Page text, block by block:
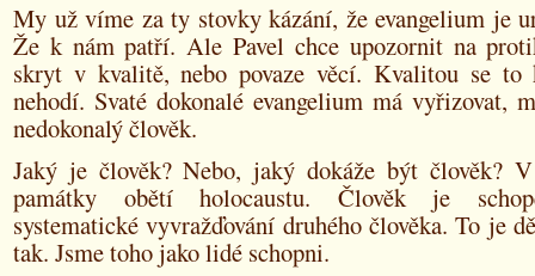
My už víme za ty stovky kázání, že evangelium je
Že k nám patří. Ale Pavel chce upozornit na
skryt v kvalitě, nebo povaze věcí. Kvalitou se to
nehodí. Svaté dokonalé evangelium má vyřizovat,
nedokonalý člověk.
Jaký je člověk? Nebo, jaký dokáže být člověk?
památky obětí holocaustu. Člověk je
systematické vyvražďování druhého člověka. To je
tak. Jsme toho jako lidé schopni.